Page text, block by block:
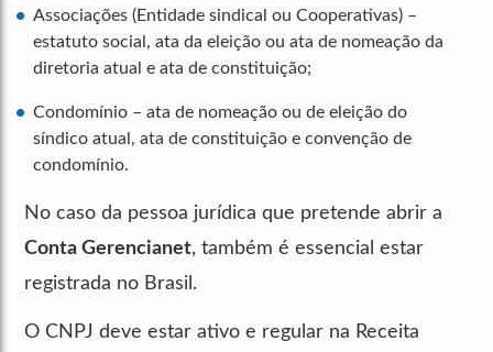
Associações (Entidade sindical ou Cooperativas) –
estatuto social, ata da eleição ou ata de nomeação da
diretoria atual e ata de constituição;
Condomínio – ata de nomeação ou de eleição do
síndico atual, ata de constituição e convenção de
condomínio.
No caso da pessoa jurídica que pretende abrir a
Conta Gerencianet, também é essencial estar
registrada no Brasil.
O CNPJ deve estar ativo e regular na Receita